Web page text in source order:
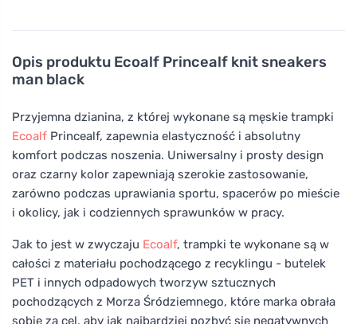
Opis produktu Ecoalf Princealf knit sneakers
man black
Przyjemna dzianina, z której wykonane są męskie trampki
Ecoalf Princealf, zapewnia elastyczność i absolutny
komfort podczas noszenia. Uniwersalny i prosty design
oraz czarny kolor zapewniają szerokie zastosowanie,
zarówno podczas uprawiania sportu, spacerów po mieście
i okolicy, jak i codziennych sprawunków w pracy.
Jak to jest w zwyczaju Ecoalf, trampki te wykonane są w
całości z materiału pochodzącego z recyklingu - butelek
PET i innych odpadowych tworzyw sztucznych
pochodzących z Morza Śródziemnego, które marka obrała
sobie za cel, aby jak najbardziej pozbyć się negatywnych